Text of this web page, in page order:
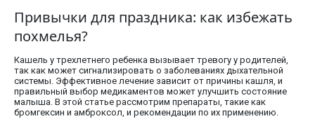
Привычки для праздника: как избежать
похмелья?
Кашель у трехлетнего ребенка вызывает тревогу у родителей,
так как может сигнализировать о заболеваниях дыхательной
системы. Эффективное лечение зависит от причины кашля, и
правильный выбор медикаментов может улучшить состояние
малыша. В этой статье рассмотрим препараты, такие как
бромгексин и амброксол, и рекомендации по их применению.